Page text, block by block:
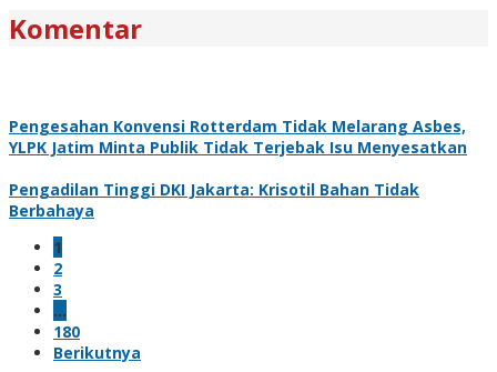
Komentar
Pengesahan Konvensi Rotterdam Tidak Melarang Asbes,
YLPK Jatim Minta Publik Tidak Terjebak Isu Menyesatkan
Pengadilan Tinggi DKI Jakarta: Krisotil Bahan Tidak
Berbahaya
1
2
3
…
180
Berikutnya